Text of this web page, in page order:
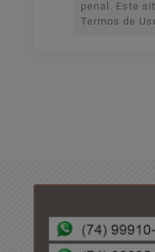
penal. Este
Termos de